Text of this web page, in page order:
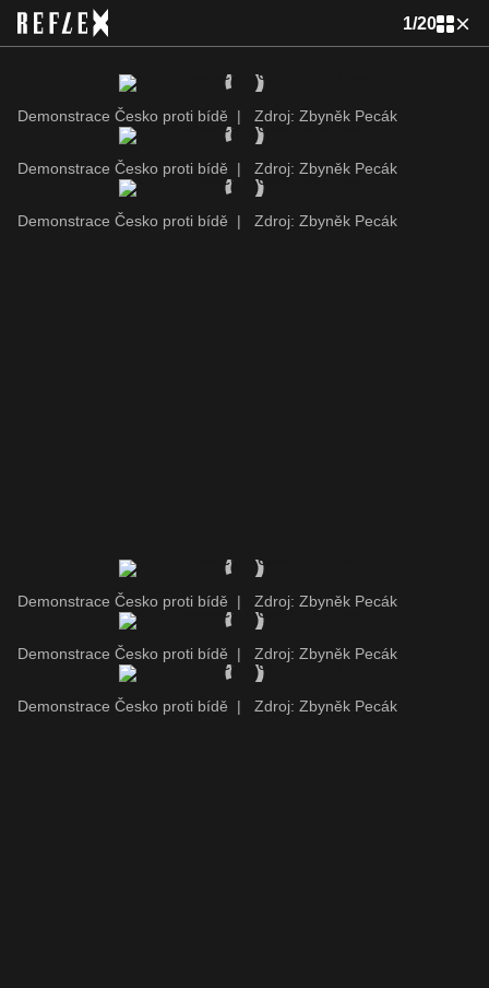
1/20
Demonstrace Česko proti bídě | Zdroj: Zbyněk Pecák
Demonstrace Česko proti bídě | Zdroj: Zbyněk Pecák
Demonstrace Česko proti bídě | Zdroj: Zbyněk Pecák
Demonstrace Česko proti bídě | Zdroj: Zbyněk Pecák
Demonstrace Česko proti bídě | Zdroj: Zbyněk Pecák
Demonstrace Česko proti bídě | Zdroj: Zbyněk Pecák